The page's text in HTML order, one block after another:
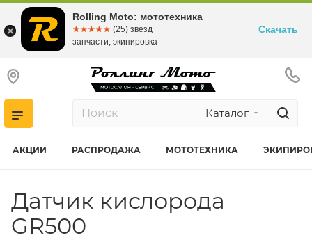
Каталог
АКЦИИ РАСПРОДАЖА МОТОТЕХНИКА
Датчик кислорода
GR500
Rolling Moto: мототехника
☆☆☆☆☆
★★★★★ (25) звезд
запчасти, экипировка
Скачать